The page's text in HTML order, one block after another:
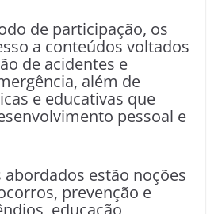
de participação, os
a conteúdos voltados
de acidentes e
além de
e educativas que
pessoal e
abordados estão noções
prevenção e